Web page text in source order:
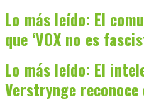
Lo más leído: El
que ‘VOX no es
Lo más leído: El
Verstrynge reconoce